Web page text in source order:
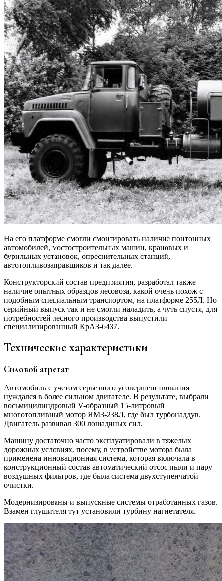
На его платформе смогли смонтировать наличие понтонных
автомобилей, мостостроительных машин, крановых и
бурильных установок, опреснительных станций,
автотопливозаправщиков и так далее.
Конструкторский состав предприятия, разработал также
наличие опытных образцов лесовоза, какой очень похож с
подобным специальным транспортом, на платформе 255Л. Но
серийный выпуск так и не смогли наладить, а чуть спустя, для
потребностей лесного производства выпустили
специализированный КрАЗ-6437.
Технические характеристики
Силовой агрегат
Автомобиль с учетом серьезного усовершенствования
нуждался в более сильном двигателе. В результате, выбрали
восьмицилиндровый V-образный 15-литровый
многотопливный мотор ЯМЗ-238Л, где был турбонаддув.
Двигатель развивал 300 лошадиных сил.
Машину достаточно часто эксплуатировали в тяжелых
дорожных условиях, посему, в устройстве мотора была
применена инновационная система, которая включала в
конструкционный состав автоматический отсос пыли и пару
воздушных фильтров, где была система двухступенчатой
очистки.
Модернизированы и выпускные системы отработанных газов.
Взамен глушителя тут установили турбину нагнетателя.